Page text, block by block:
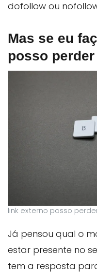
dofollow ou
Mas se eu
posso
link externo posso
Já pensou qual o
estar presente no
tem a resposta